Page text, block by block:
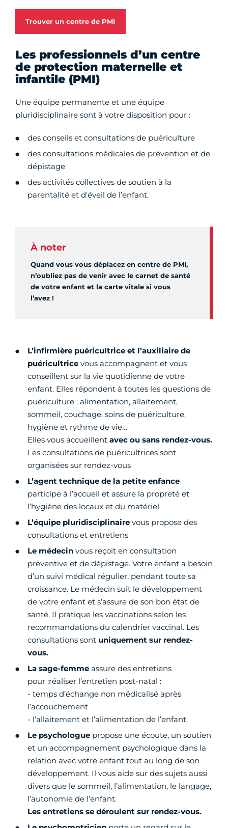
Trouver un centre de PMI
Les professionnels d’un centre
de protection maternelle et
infantile (PMI)
Une équipe permanente et une équipe
pluridisciplinaire sont à votre disposition pour :
des conseils et consultations de puériculture
des consultations médicales de prévention et de
dépistage
des activités collectives de soutien à la
parentalité et d'éveil de l’enfant.
À noter
Quand vous vous déplacez en centre de PMI,
n’oubliez pas de venir avec le carnet de santé
de votre enfant et la carte vitale si vous
l’avez !
L’infirmière puéricultrice et l’auxiliaire de
puéricultrice vous accompagnent et vous
conseillent sur la vie quotidienne de votre
enfant. Elles répondent à toutes les questions de
puériculture : alimentation, allaitement,
sommeil, couchage, soins de puériculture,
hygiène et rythme de vie…
Elles vous accueillent avec ou sans rendez-vous.
Les consultations de puéricultrices sont
organisées sur rendez-vous
L’agent technique de la petite enfance
participe à l’accueil et assure la propreté et
l’hygiène des locaux et du matériel
L’équipe pluridisciplinaire vous propose des
consultations et entretiens
Le médecin vous reçoit en consultation
préventive et de dépistage. Votre enfant a besoin
d’un suivi médical régulier, pendant toute sa
croissance. Le médecin suit le développement
de votre enfant et s’assure de son bon état de
santé. Il pratique les vaccinations selon les
recommandations du calendrier vaccinal. Les
consultations sont uniquement sur rendez-
vous.
La sage-femme assure des entretiens
pour :réaliser l’entretien post-natal :
- temps d’échange non médicalisé après
l’accouchement
- l’allaitement et l’alimentation de l’enfant.
Le psychologue propose une écoute, un soutien
et un accompagnement psychologique dans la
relation avec votre enfant tout au long de son
développement. Il vous aide sur des sujets aussi
divers que le sommeil, l’alimentation, le langage,
l’autonomie de l’enfant.
Les entretiens se déroulent sur rendez-vous.